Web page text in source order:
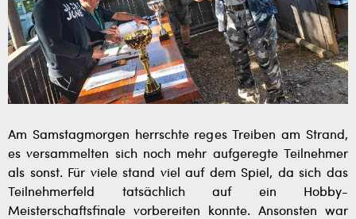
Am Samstagmorgen herrschte reges Treiben am Strand,
es versammelten sich noch mehr aufgeregte Teilnehmer
als sonst. Für viele stand viel auf dem Spiel, da sich das
Teilnehmerfeld tatsächlich auf ein Hobby-
Meisterschaftsfinale vorbereiten konnte. Ansonsten war